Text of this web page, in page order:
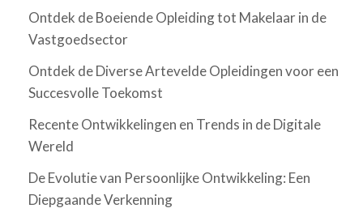
Ontdek de Boeiende Opleiding tot Makelaar in de
Vastgoedsector
Ontdek de Diverse Artevelde Opleidingen voor een
Succesvolle Toekomst
Recente Ontwikkelingen en Trends in de Digitale
Wereld
De Evolutie van Persoonlijke Ontwikkeling: Een
Diepgaande Verkenning